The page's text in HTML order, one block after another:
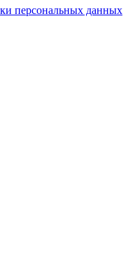
персональных данных